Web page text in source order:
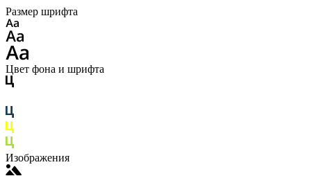
Размер шрифта
Цвет фона и шрифта
Изображения